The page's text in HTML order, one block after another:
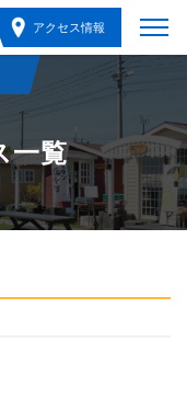
アクセス情報
一覧